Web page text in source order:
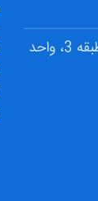
آدرس: تهران، خیابان ایرانشهر، ساختمان 59، طبقه 3، واحد